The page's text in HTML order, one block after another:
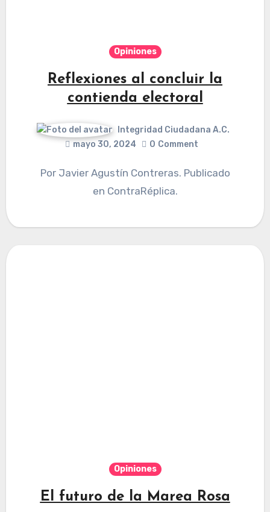
Opiniones
Reflexiones al concluir la
contienda electoral
Integridad Ciudadana A.C.
mayo 30, 2024
0 Comment
Por Javier Agustín Contreras. Publicado
en ContraRéplica.
Opiniones
El futuro de la Marea Rosa